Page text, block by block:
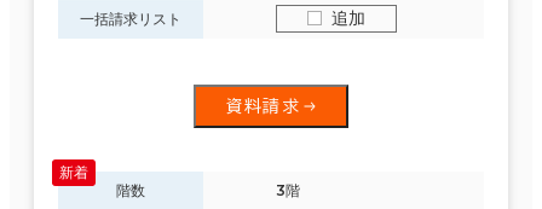
一括請求リスト 追加
資料請求
階数 3階